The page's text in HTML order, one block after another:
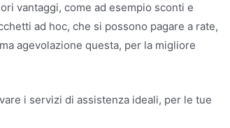
vantaggi, come ad esempio sconti e
ad hoc, che si possono pagare a rate,
agevolazione questa, per la migliore
i servizi di assistenza ideali, per le tue